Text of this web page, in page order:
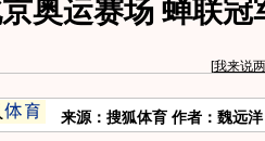
奥运赛场 蝉联冠
[我来说
来源：搜狐体育 作者：魏远洋